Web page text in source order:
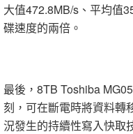
大值472.8MB/s、平均值
碟速度的兩倍。
最後，8TB Toshiba
刻，可在斷電時將資料轉
況發生的持續性寫入快取